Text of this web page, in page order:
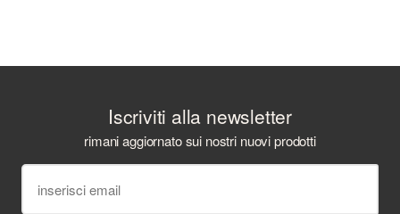
Iscriviti alla newsletter
rimani aggiornato sui nostri nuovi prodotti